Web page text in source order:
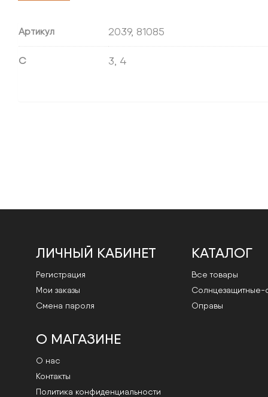
Артикул 2039, 81085
С 3, 4
ЛИЧНЫЙ КАБИНЕТ
Регистрация
Мои заказы
Смена пароля
КАТАЛОГ
Все товары
Cолнцезащитные-
Оправы
О МАГАЗИНЕ
О нас
Контакты
Политика конфиденциальности